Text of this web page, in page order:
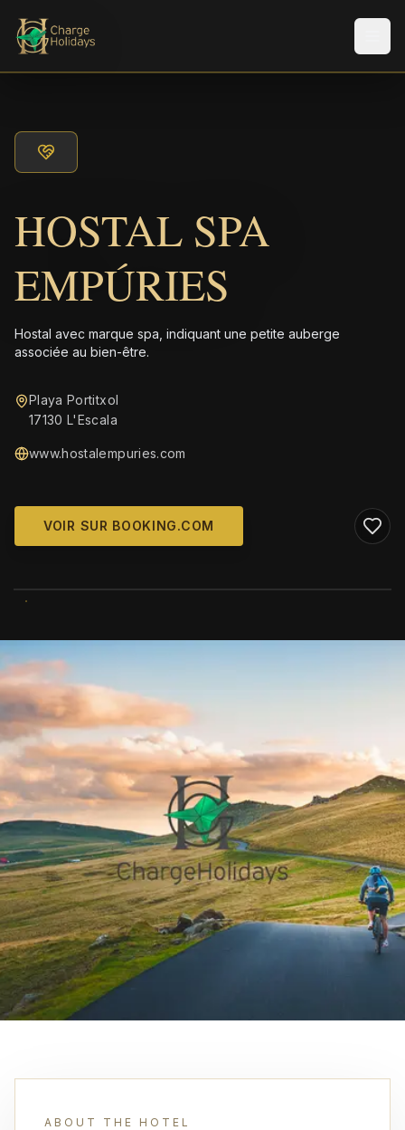
HOSTAL SPA
EMPÚRIES
Hostal avec marque spa, indiquant une petite auberge
associée au bien-être.
Playa Portitxol
17130 L'Escala
www.hostalempuries.com
VOIR SUR BOOKING.COM
ABOUT THE HOTEL